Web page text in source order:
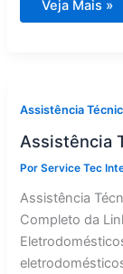
Assistência
Técnica
Veja Mais »
Assistência
Assistência
PorService Tec
Assistência
Completo da